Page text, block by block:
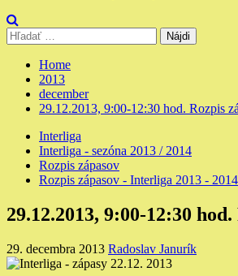
Hľadať:
Home
2013
december
29.12.2013, 9:00-12:30 hod. Rozpis
Interliga
Interliga - sezóna 2013 / 2014
Rozpis zápasov
Rozpis zápasov - Interliga 2013 - 2014
29.12.2013, 9:00-12:30
29. decembra 2013 Radoslav Janurík